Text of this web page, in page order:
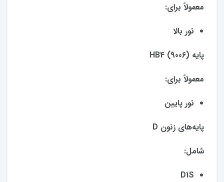
معمولاً برای:
نور بالا
پایه HB4 (9006)
معمولاً برای:
نور پایین
پایه‌های زنون D
شامل:
D1S